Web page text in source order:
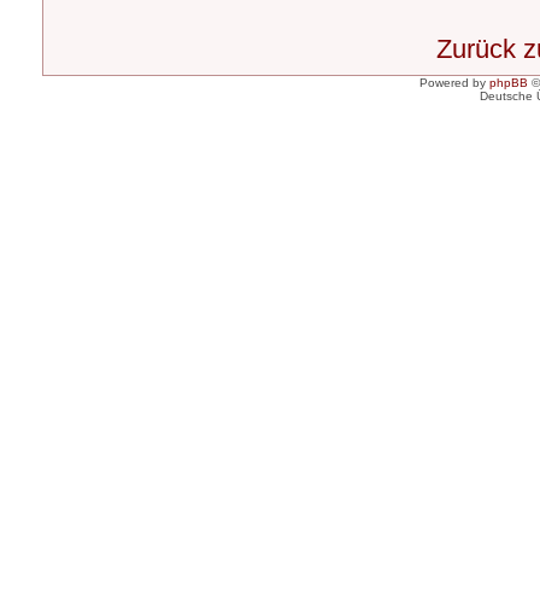
Zurück
Powered by phpBB
Deutsche